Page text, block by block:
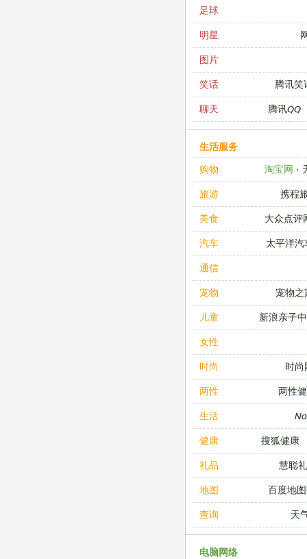
足球
明星
图片
笑话 腾讯笑
聊天 腾讯QQ
生活服务
购物
淘宝网 ·
旅游 携程
美食 大众点评
汽车 太平洋汽
通信
宠物 宠物之
儿童 新浪亲子
女性
时尚 时尚
两性 两性
生活
健康 搜狐健康
礼品 慧聪
地图 百度地
查询 天
电脑网络